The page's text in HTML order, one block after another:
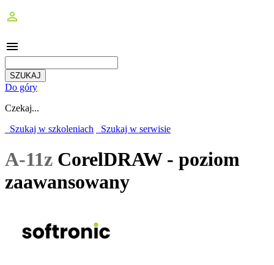
perm_identity
menu
Do góry
Czekaj...
Szukaj w szkoleniach
Szukaj w serwisie
A-11z CorelDRAW - poziom
zaawansowany